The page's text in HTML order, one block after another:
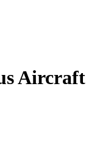
Aircraft